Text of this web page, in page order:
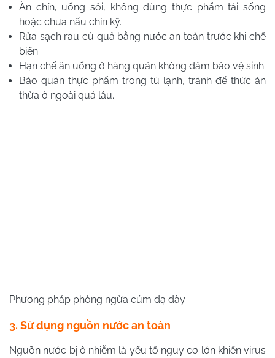
Ăn chín, uống sôi, không dùng thực phẩm tái sống
hoặc chưa nấu chín kỹ.
Rửa sạch rau củ quả bằng nước an toàn trước khi chế
biến.
Hạn chế ăn uống ở hàng quán không đảm bảo vệ sinh.
Bảo quản thực phẩm trong tủ lạnh, tránh để thức ăn
thừa ở ngoài quá lâu.
Phương pháp phòng ngừa cúm dạ dày
3. Sử dụng nguồn nước an toàn
Nguồn nước bị ô nhiễm là yếu tố nguy cơ lớn khiến virus